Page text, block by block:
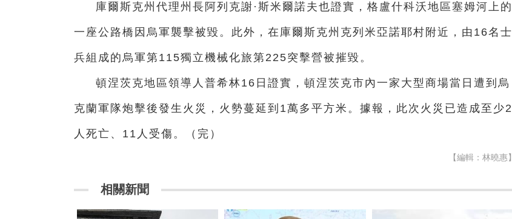
庫爾斯克州代理州長阿列克謝·斯米爾諾夫也證實，格盧什科沃地區塞姆河上的
一座公路橋因烏軍襲擊被毀。此外，在庫爾斯克州克列米亞諾耶村附近，由16名士
兵組成的烏軍第115獨立機械化旅第225突擊營被摧毀。
頓涅茨克地區領導人普希林16日證實，頓涅茨克市內一家大型商場當日遭到烏
克蘭軍隊炮擊後發生火災，火勢蔓延到1萬多平方米。據報，此次火災已造成至少2
人死亡、11人受傷。（完）
【編輯：林曉惠】
相關新聞